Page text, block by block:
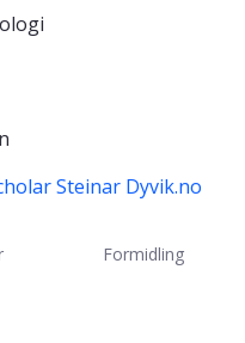
Steinar Dyvik.no
Formidling